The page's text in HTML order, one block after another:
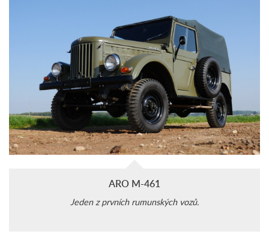
ARO M-461
Jeden z prvních rumunských vozů.